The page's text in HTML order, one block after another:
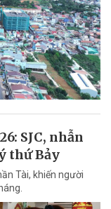
SJC, nhẫn
thứ Bảy
Tài, khiến người